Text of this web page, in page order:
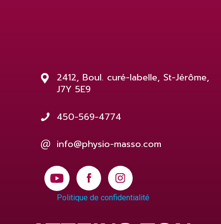
2412, Boul. curé-labelle, St-Jérôme,
J7Y 5E9
450-569-4774
info@physio-masso.com
Politique de confidentialité